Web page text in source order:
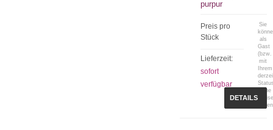
purpur
Preis pro
Stück
Lieferzeit:
sofort
verfügbar
Sie
als
Gast
(bzw.
mit
Ihrem
keine
DETAILS